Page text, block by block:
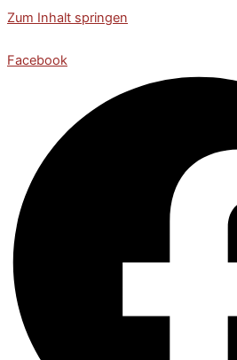
Zum Inhalt springen
Facebook